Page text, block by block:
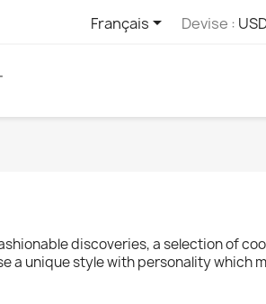
Français Devise :
discoveries, a selection of
a unique style with personality which